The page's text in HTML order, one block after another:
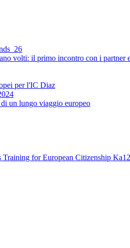
volti: il primo incontro con i partner
per l'IC Diaz
un lungo viaggio europeo
Training for European Citizenship